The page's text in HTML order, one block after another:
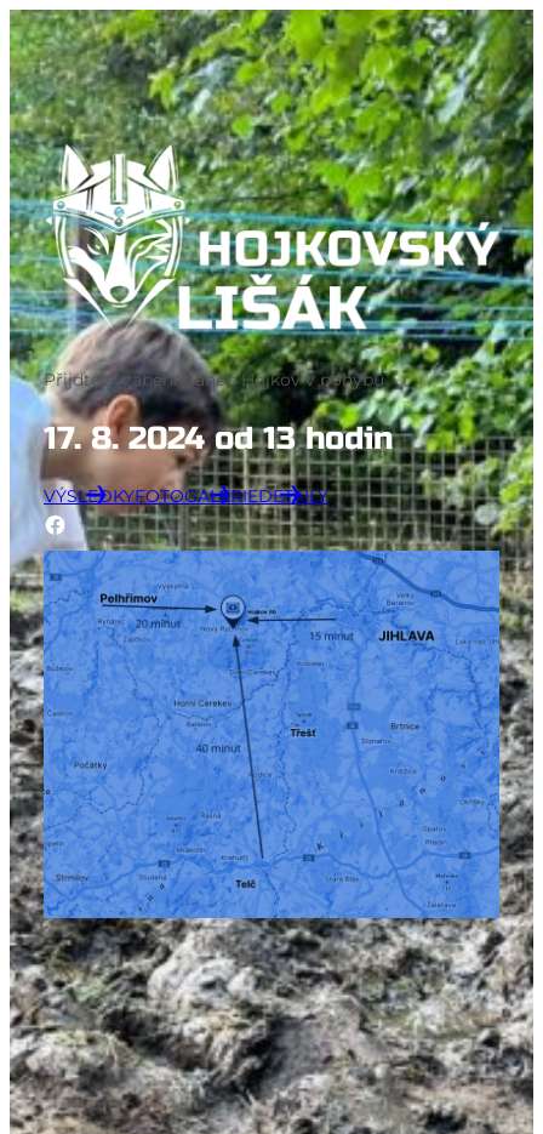
Přeskočit
na
obsah
Přijďte si zaběhat aneb Hojkov v pohybu
17. 8. 2024 od 13 hodin
VÝSLEDKYFOTOGALERIEDETAILY
Facebook